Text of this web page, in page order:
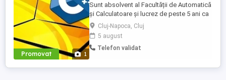
Promovat 1
Sunt absolvent al Facultății de Automatică
și Calculatoare și lucrez de peste 5 ani ca
Software Engineer. Ofer meditații la
Matematică și Informatică, adaptate
nivelului fiecărui elev, cu scopul de a
obține rezultate cât mai bune la examene.
Matematică; ...
Cluj-Napoca, Cluj
5 august
Telefon validat